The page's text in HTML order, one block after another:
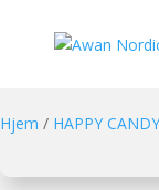
Hjem / HAPPY